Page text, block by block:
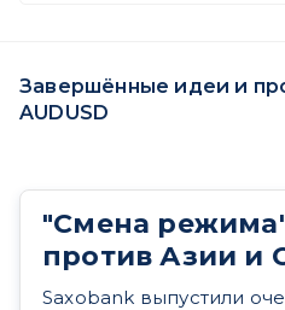
Завершённые идеи и
AUDUSD
"Смена
против Азии и
Saxobank выпустили